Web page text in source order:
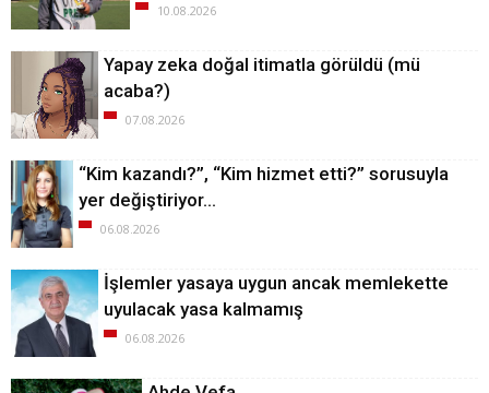
10.08.2026
Yapay zeka doğal itimatla görüldü (mü
acaba?)
07.08.2026
“Kim kazandı?”, “Kim hizmet etti?” sorusuyla
yer değiştiriyor…
06.08.2026
İşlemler yasaya uygun ancak memlekette
uyulacak yasa kalmamış
06.08.2026